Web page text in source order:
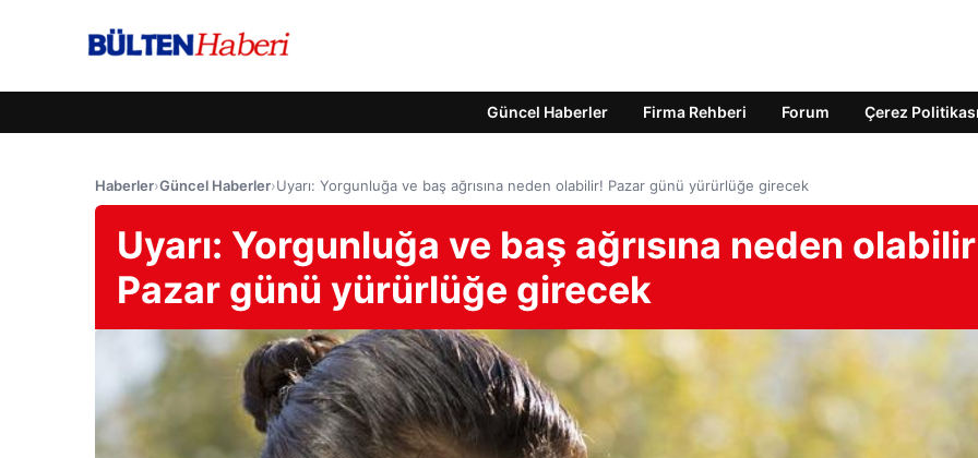
Güncel Haberler Firma Rehberi Forum Çerez Politikası
Haberler›Güncel Haberler›Uyarı: Yorgunluğa ve baş ağrısına neden olabilir! Pazar günü yürürlüğe girecek
Uyarı: Yorgunluğa ve baş ağrısına neden
Pazar günü yürürlüğe girecek